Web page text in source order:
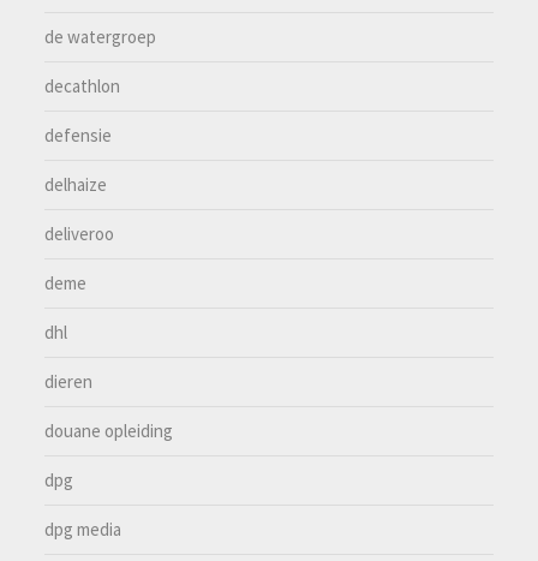
de watergroep
decathlon
defensie
delhaize
deliveroo
deme
dhl
dieren
douane opleiding
dpg
dpg media